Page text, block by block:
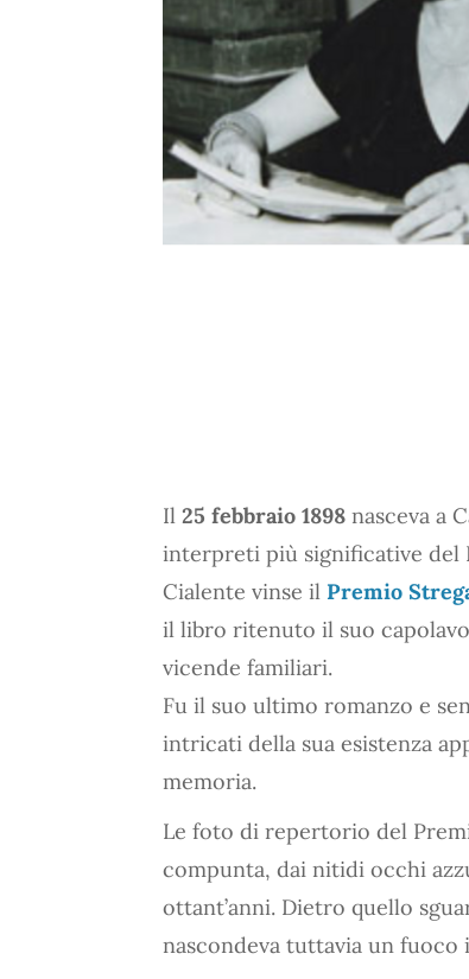
Il 25 febbraio 1898 nasceva a
interpreti più significative del
Cialente vinse il Premio
il libro ritenuto il suo
vicende familiari.
Fu il suo ultimo romanzo e
intricati della sua esistenza
memoria.
Le foto di repertorio del
compunta, dai nitidi occhi
ottant’anni. Dietro quello
nascondeva tuttavia un fuoco